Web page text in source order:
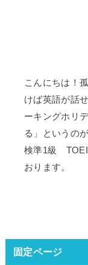
こんにちは！
けば英語が話
ーキングホリ
る」というの
検準1級
おります。
固定ページ